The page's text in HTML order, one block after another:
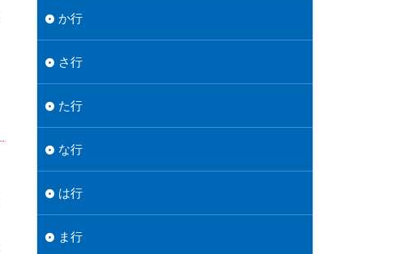
か行
さ行
た行
な行
は行
ま行